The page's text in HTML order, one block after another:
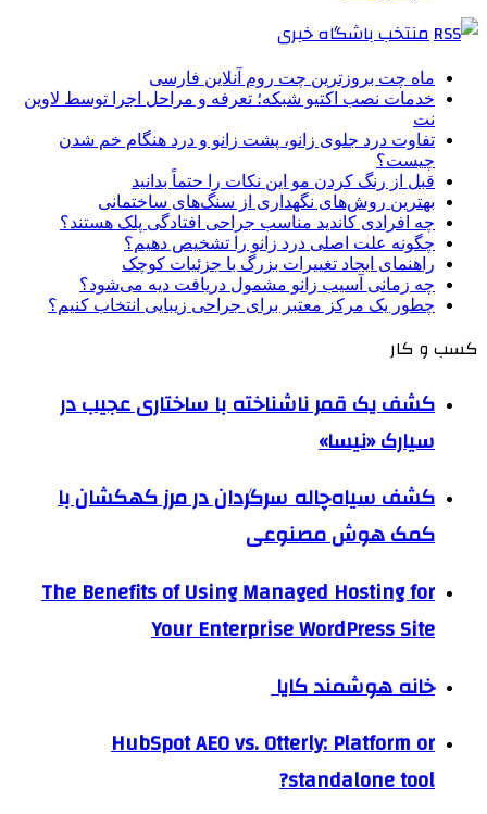
منتخب باشگاه خبری
ماه چت بروزترین چت روم آنلاین فارسی
خدمات نصب اکتیو شبکه؛ تعرفه و مراحل اجرا توسط لاوین
نت
تفاوت درد جلوی زانو، پشت زانو و درد هنگام خم شدن
چیست؟
قبل از رنگ کردن مو این نکات را حتماً بدانید
بهترین روش‌های نگهداری از سنگ‌های ساختمانی
چه افرادی کاندید مناسب جراحی افتادگی پلک هستند؟
چگونه علت اصلی درد زانو را تشخیص دهیم؟
راهنمای ایجاد تغییرات بزرگ با جزئیات کوچک
چه زمانی آسیب زانو مشمول دریافت دیه می‌شود؟
چطور یک مرکز معتبر برای جراحی زیبایی انتخاب کنیم؟
کسب و کار
کشف یک قمر ناشناخته با ساختاری عجیب در
سیارک «نیسا»
کشف سیاه‌چاله سرگردان در مرز کهکشان با
کمک هوش مصنوعی
The Benefits of Using Managed Hosting for
Your Enterprise WordPress Site
خانه هوشمند کایا
HubSpot AEO vs. Otterly: Platform or
standalone tool?